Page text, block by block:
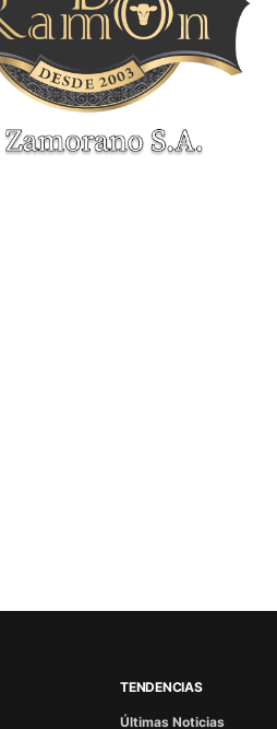
TENDENCIAS
Últimas Noticias